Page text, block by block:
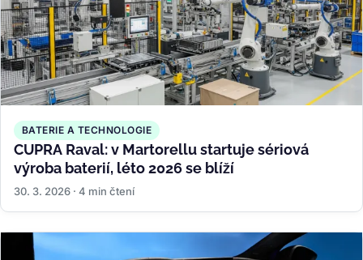
BATERIE A TECHNOLOGIE
CUPRA Raval: v Martorellu startuje sériová
výroba baterií, léto 2026 se blíží
30. 3. 2026 · 4 min čtení